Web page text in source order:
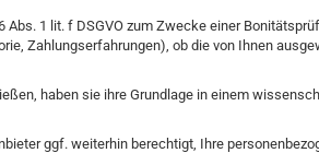
1 lit. f DSGVO zum Zwecke einer
Zahlungserfahrungen), ob die von Ihnen
haben sie ihre Grundlage in einem
ggf. weiterhin berechtigt, Ihre